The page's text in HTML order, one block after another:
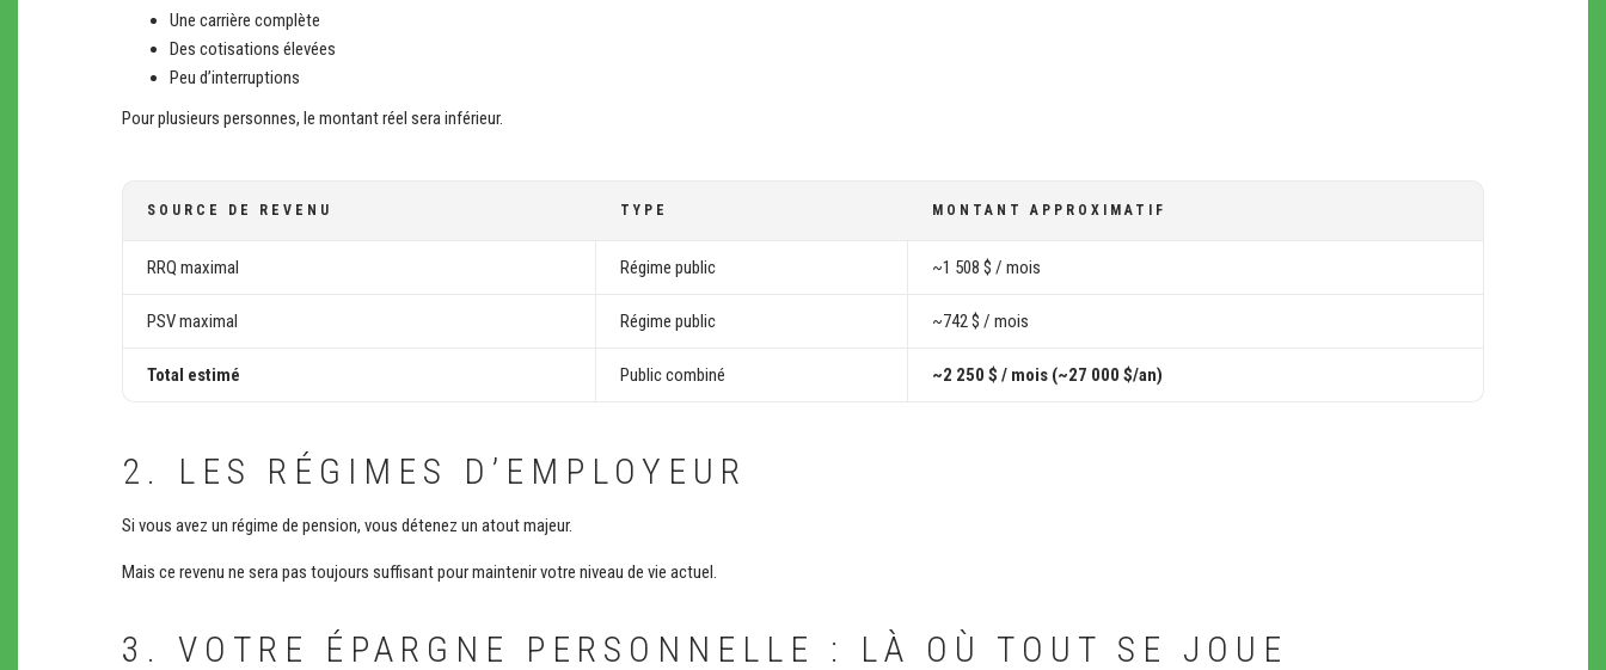
Une carrière complète
Des cotisations élevées
Peu d’interruptions
Pour plusieurs personnes, le montant réel sera inférieur.
SOURCE DE REVENU TYPE MONTANT APPROXIMATIF
RRQ maximal Régime public ~1 508 $ / mois
PSV maximal Régime public ~742 $ / mois
Total estimé Public combiné ~2 250 $ / mois (~27 000 $/an)
2. LES RÉGIMES D’EMPLOYEUR
Si vous avez un régime de pension, vous détenez un atout majeur.
Mais ce revenu ne sera pas toujours suffisant pour maintenir votre niveau de vie actuel.
3. VOTRE ÉPARGNE PERSONNELLE : LÀ OÙ TOUT SE JOUE